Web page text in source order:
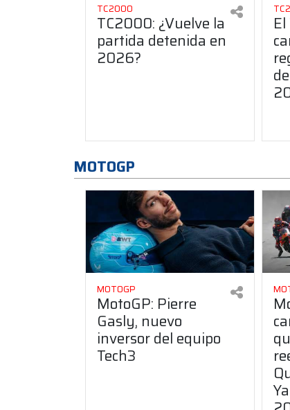
TC2000
TC2000: ¿Vuelve la
partida detenida en
2026?
MOTOGP
MOTOGP
MotoGP: Pierre
Gasly, nuevo
inversor del equipo
Tech3